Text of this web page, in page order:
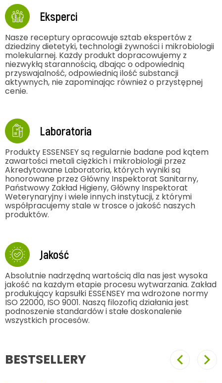
Eksperci
Nasze receptury opracowuje sztab ekspertów z
dziedziny dietetyki, technologii żywności i mikrobiologii
molekularnej. Każdy produkt dopracowujemy z
niezwykłą starannością, dbając o odpowiednią
przyswajalność, odpowiednią ilość substancji
aktywnych, nie zapominając również o przystępnej
cenie.
Laboratoria
Produkty ESSENSEY są regularnie badane pod kątem
zawartości metali ciężkich i mikrobiologii przez
Akredytowane Laboratoria, których wyniki są
honorowane przez Główny Inspektorat Sanitarny,
Państwowy Zakład Higieny, Główny Inspektorat
Weterynaryjny i wiele innych instytucji, z którymi
współpracujemy stale w trosce o jakość naszych
produktów.
Jakość
Absolutnie nadrzędną wartością dla nas jest wysoka
jakość na każdym etapie procesu wytwarzania. Zakład
produkujący kapsułki ESSENSEY ma wdrożone normy
ISO 22000, ISO 9001. Naszą filozofią działania jest
podnoszenie standardów i stałe doskonalenie
wszystkich procesów.
BESTSELLERY Poprzedni